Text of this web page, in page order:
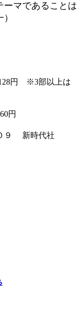
ーマであることは
円 ※3部以上は
円
９ 新時代社